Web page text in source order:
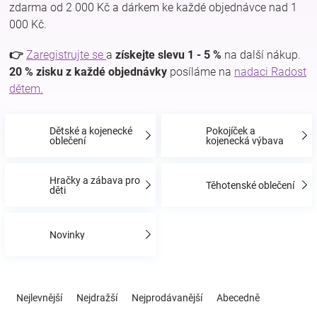
Pokojíček
a
kojenecká
zdarma od 2 000 Kč a dárkem ke každé objednávce nad 1
000 Kč.
👉 Zaregistrujte se a získejte slevu 1 - 5 % na další nákup.
20 % zisku z každé objednávky posíláme na nadaci Radost
dětem.
Dětské a kojenecké
oblečení
Pokojíček a
kojenecká výbava
Hračky a zábava pro
děti
Těhotenské oblečení
Novinky
Nejlevnější Nejdražší Nejprodávanější Abecedně